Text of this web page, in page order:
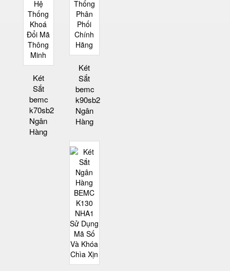
Két
Sắt
bemc
k70sb2
Ngân
Hàng
Két
Sắt
bemc
k90sb2
Ngân
Hàng